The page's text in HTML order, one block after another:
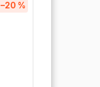
–20 %